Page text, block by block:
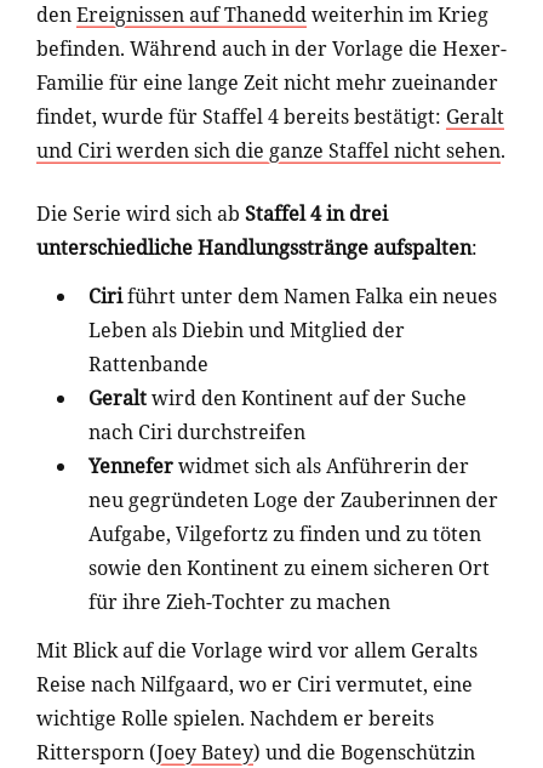
denEreignissen auf Thaneddweiterhin im Krieg
befinden. Während auch in der Vorlage die Hexer-
Familie für eine lange Zeit nicht mehr zueinander
findet, wurde für Staffel 4 bereits bestätigt: Geralt
und Ciri werden sich die ganze Staffel nicht sehen.
Die Serie wird sich ab Staffel 4 in drei
unterschiedliche Handlungsstränge aufspalten:
Ciriführt unter dem Namen Falka ein neues
Leben als Diebin und Mitglied der
Rattenbande
Geraltwird den Kontinent auf der Suche
nach Ciri durchstreifen
Yenneferwidmet sich als Anführerin der
neu gegründeten Loge der Zauberinnen der
Aufgabe, Vilgefortz zu finden und zu töten
sowie den Kontinent zu einem sicheren Ort
für ihre Zieh-Tochter zu machen
Mit Blick auf die Vorlage wird vor allem Geralts
Reise nach Nilfgaard, wo er Ciri vermutet, eine
wichtige Rolle spielen. Nachdem er bereits
Rittersporn (Joey Batey) und die Bogenschützin